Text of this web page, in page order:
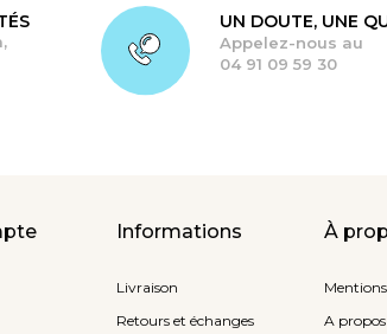
UN DOUTE, UNE
Appelez-nous au
04 91 09 59 30
Informations
Livraison
Retours et échanges
À
A propos